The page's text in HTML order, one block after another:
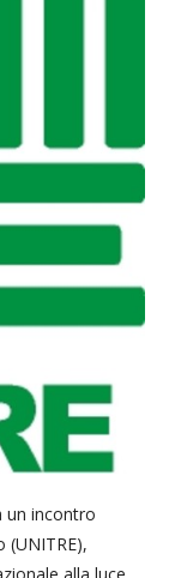
un incontro
(UNITRE),